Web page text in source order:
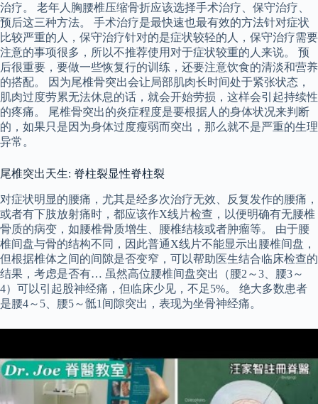
治疗。 老年人胸腰椎压缩骨折应该选择手术治疗、保守治疗、
预后这三种方法。 手术治疗是最快速也最有效的方法针对症状
比较严重的人，保守治疗针对的是症状较轻的人，保守治疗需要
注意的事项很多，所以不推荐使用对于症状较重的人来说。 预
后很重要，要做一些恢复行的训练，还要注意饮食的清淡和营养
的搭配。 因为尾椎骨突出会让局部肌肉长时间处于紧张状态，
肌肉过度劳累无法休息的话，就会开始劳损，这样会引起持续性
的疼痛。 尾椎骨突出的炎症程度是要根据人的身体状况来判断
的，如果只是因为身体过度瘦弱而突出，那么就不是严重的生理
异常。
尾椎突出天生: 脊柱裂显性脊柱裂
对症状明显的腰痛，尤其是经多次治疗无效、反复发作的腰痛，
或者有下肢放射痛时，都应该作X线片检查，以便明确有无腰椎
骨质的病变，如腰椎骨质增生、腰椎结核或者肿瘤等。 由于腰
椎间盘与骨的结构不同，因此普通X线片不能显示出腰椎间盘，
但根据椎体之间的间隙是否变窄，可以帮助医生结合临床检查的
结果，考虑是否有… 虽然高位腰椎间盘突出（腰2～3、腰3～
4）可以引起股神经痛，但临床少见，不足5%。 绝大多数患者
是腰4～5、腰5～骶1间隙突出，表现为坐骨神经痛。